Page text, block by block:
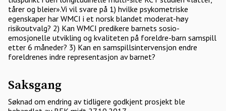
tårer og bleier».Vi vil svare på 1) hvilke psykometriske
egenskaper har WMCI i et norsk blandet moderat-høy
risikoutvalg? 2) Kan WMCI predikere barnets sosio-
emosjonelle utvikling og kvaliteten på foreldre-barn samspill
etter 6 måneder? 3) Kan en samspillsintervensjon endre
foreldrenes indre representasjon av barnet?
Saksgang
Søknad om endring av tidligere godkjent prosjekt ble